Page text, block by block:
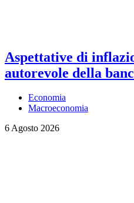
Aspettative di
autorevole della
Economia
Macroeconomia
6 Agosto 2026